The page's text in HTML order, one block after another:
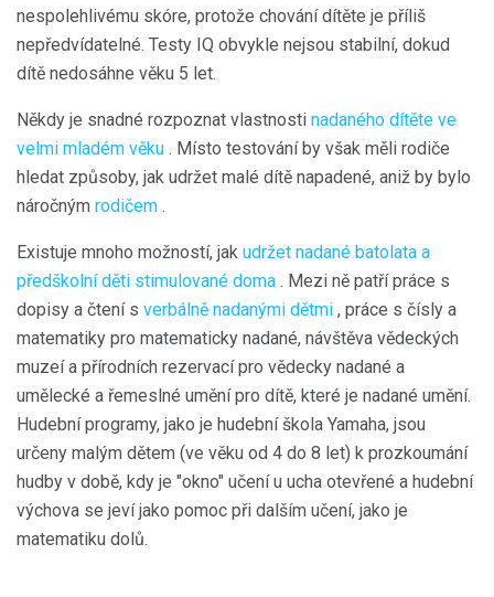
nespolehlivému skóre, protože chování dítěte je příliš
nepředvídatelné. Testy IQ obvykle nejsou stabilní, dokud
dítě nedosáhne věku 5 let.
Někdy je snadné rozpoznat vlastnosti nadaného dítěte ve
velmi mladém věku . Místo testování by však měli rodiče
hledat způsoby, jak udržet malé dítě napadené, aniž by bylo
náročným rodičem .
Existuje mnoho možností, jak udržet nadané batolata a
předškolní děti stimulované doma . Mezi ně patří práce s
dopisy a čtení s verbálně nadanými dětmi , práce s čísly a
matematiky pro matematicky nadané, návštěva vědeckých
muzeí a přírodních rezervací pro vědecky nadané a
umělecké a řemeslné umění pro dítě, které je nadané umění.
Hudební programy, jako je hudební škola Yamaha, jsou
určeny malým dětem (ve věku od 4 do 8 let) k prozkoumání
hudby v době, kdy je "okno" učení u ucha otevřené a hudební
výchova se jeví jako pomoc při dalším učení, jako je
matematiku dolů.